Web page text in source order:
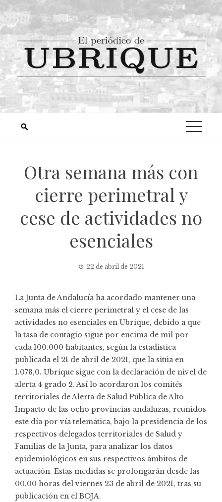
Otra semana más con
cierre perimetral y
cese de actividades no
esenciales
22 de abril de 2021
La Junta de Andalucía ha acordado mantener una
semana más el cierre perimetral y el cese de las
actividades no esenciales en Ubrique, debido a que
la tasa de contagio sigue por encima de mil por
cada 100.000 habitantes, según la estadística
publicada el 21 de abril de 2021, que la sitúa en
1.078,0. Ubrique sigue con la declaración de nivel de
alerta 4 grado 2. Así lo acordaron los comités
territoriales de Alerta de Salud Pública de Alto
Impacto de las ocho provincias andaluzas, reunidos
este día por vía telemática, bajo la presidencia de los
respectivos delegados territoriales de Salud y
Familias de la Junta, para analizar los datos
epidemiológicos en sus respectivos ámbitos de
actuación. Estas medidas se prolongarán desde las
00.00 horas del viernes 23 de abril de 2021, tras su
publicación en el BOJA.